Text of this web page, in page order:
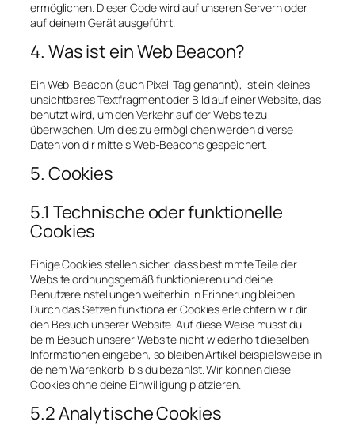
ermöglichen. Dieser Code wird auf unseren Servern oder
auf deinem Gerät ausgeführt.
4. Was ist ein Web Beacon?
Ein Web-Beacon (auch Pixel-Tag genannt), ist ein kleines
unsichtbares Textfragment oder Bild auf einer Website, das
benutzt wird, um den Verkehr auf der Website zu
überwachen. Um dies zu ermöglichen werden diverse
Daten von dir mittels Web-Beacons gespeichert.
5. Cookies
5.1 Technische oder funktionelle
Cookies
Einige Cookies stellen sicher, dass bestimmte Teile der
Website ordnungsgemäß funktionieren und deine
Benutzereinstellungen weiterhin in Erinnerung bleiben.
Durch das Setzen funktionaler Cookies erleichtern wir dir
den Besuch unserer Website. Auf diese Weise musst du
beim Besuch unserer Website nicht wiederholt dieselben
Informationen eingeben, so bleiben Artikel beispielsweise in
deinem Warenkorb, bis du bezahlst. Wir können diese
Cookies ohne deine Einwilligung platzieren.
5.2 Analytische Cookies